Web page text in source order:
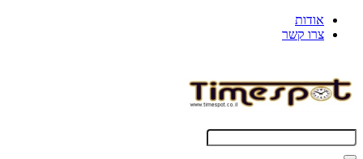
אודות
צרו קשר